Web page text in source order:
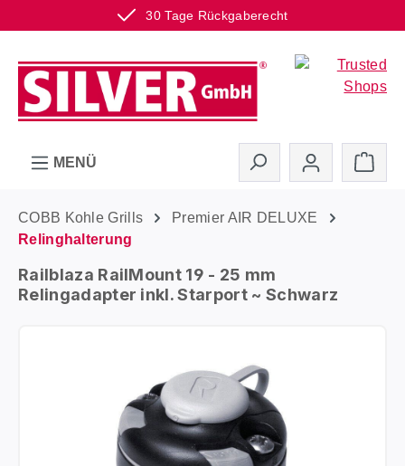
30 Tage Rückgaberecht
Zum Hauptinhalt springen
MENÜ
COBB Kohle Grills
Premier AIR DELUXE
Relinghalterung
Railblaza RailMount 19 - 25 mm
Relingadapter inkl. Starport ~ Schwarz
Bildergalerie überspringen